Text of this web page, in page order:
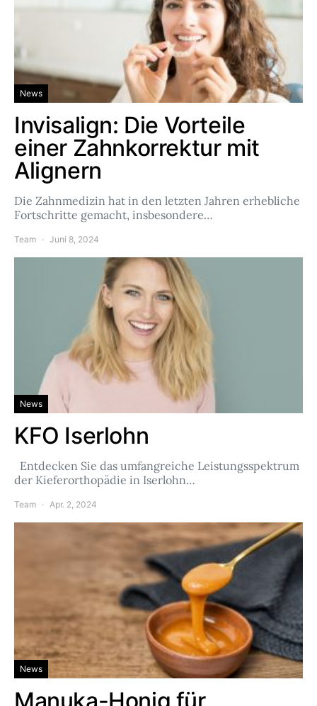
News
Invisalign: Die Vorteile
einer Zahnkorrektur mit
Alignern
Die Zahnmedizin hat in den letzten Jahren erhebliche
Fortschritte gemacht, insbesondere…
Team Juni 8, 2024
News
KFO Iserlohn
Entdecken Sie das umfangreiche Leistungsspektrum
der Kieferorthopädie in Iserlohn…
Team Apr. 2, 2024
News